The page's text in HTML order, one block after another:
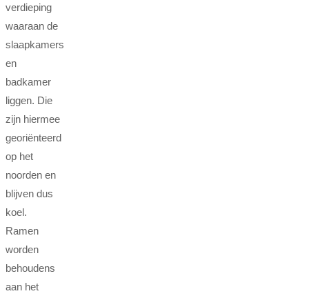
verdieping
waaraan de
slaapkamers
en
badkamer
liggen. Die
zijn hiermee
georiënteerd
op het
noorden en
blijven dus
koel.
Ramen
worden
behoudens
aan het